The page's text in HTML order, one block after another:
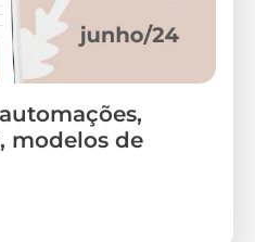
modelos de